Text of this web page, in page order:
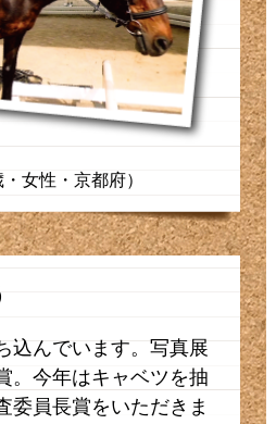
女性・京都府）
込んでいます。写真展
。今年はキャベツを抽
委員長賞をいただきま